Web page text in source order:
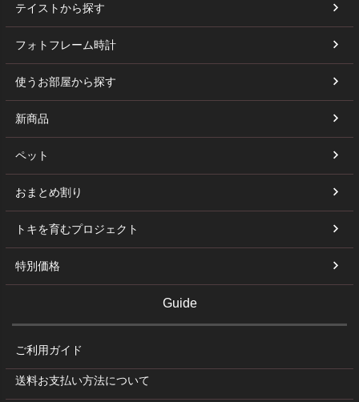
テイストから探す
フォトフレーム時計
使うお部屋から探す
新商品
ペット
おまとめ割り
トキを育むプロジェクト
特別価格
Guide
ご利用ガイド
送料お支払い方法について